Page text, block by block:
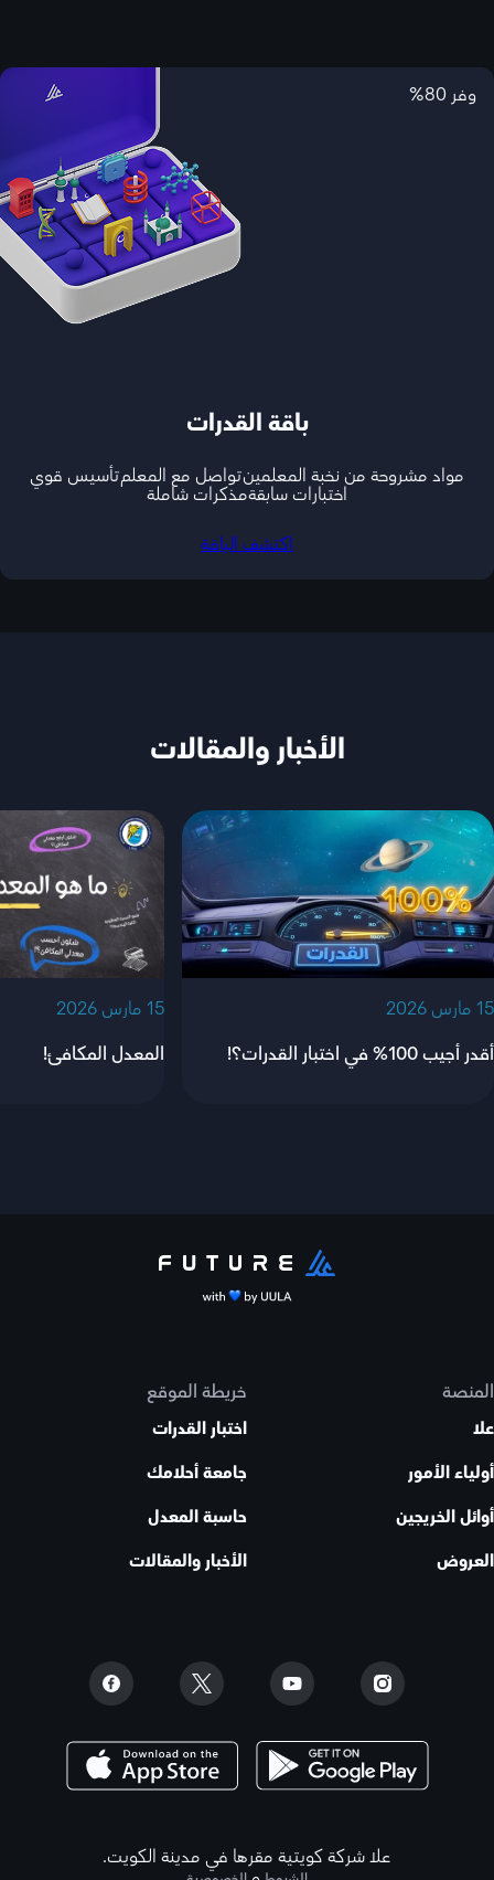
وفر 80%
باقة القدرات
مواد مشروحة من نخبة المعلمينتواصل مع المعلمتأسيس قوي
اختبارات سابقةمذكرات شاملة
اكتشف الباقة
الأخبار والمقالات
‫15 مارس 2026‬
أقدر أجيب 100% في اختبار القدرات؟!
‫15 مارس 2026‬
المعدل المكافئ!
المنصة
علا
أولياء الأمور
أوائل الخريجين
العروض
خريطة الموقع
اختبار القدرات
جامعة أحلامك
حاسبة المعدل
الأخبار والمقالات
علا شركة كويتية مقرها في مدينة الكويت.